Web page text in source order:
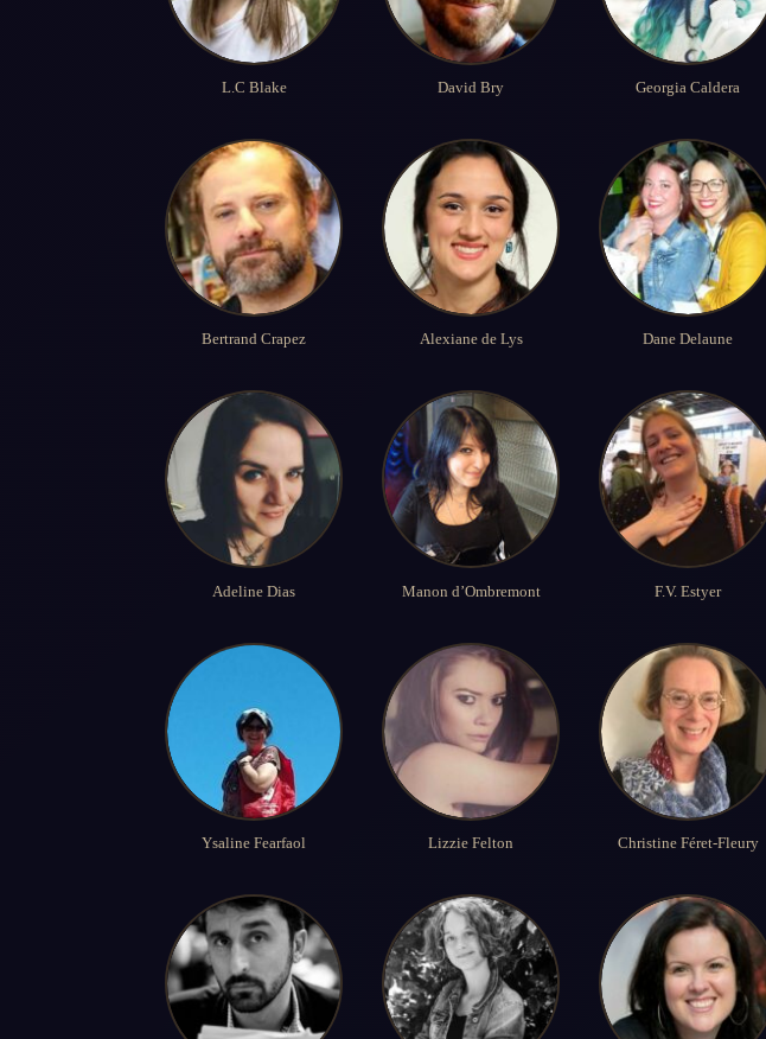
L.C Blake David Bry Georgia Caldera
Bertrand Crapez Alexiane de Lys Dane Delaune
Adeline Dias Manon d’Ombremont F.V. Estyer
Ysaline Fearfaol Lizzie Felton Christine Féret-Fleury